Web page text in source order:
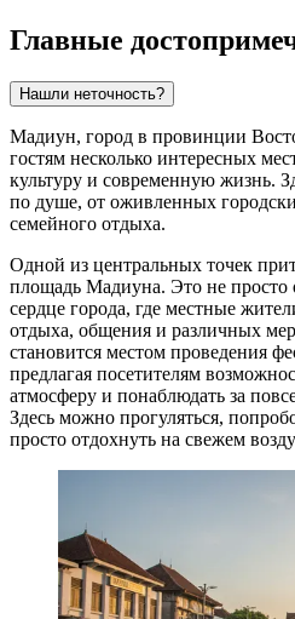
Главные
Нашли неточность?
Мадиун, город в провинции
гостям несколько интересных
культуру и современную жизнь.
по душе, от оживленных
семейного отдыха.
Одной из центральных точек
площадь Мадиуна. Это не просто
сердце города, где местные
отдыха, общения и различных
становится местом проведения
предлагая посетителям
атмосферу и понаблюдать за
Здесь можно прогуляться,
просто отдохнуть на свежем